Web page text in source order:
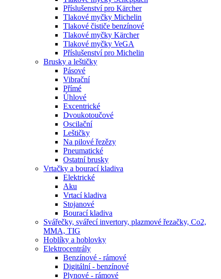
Příslušenství pro Kärcher
Tlakové myčky Michelin
Tlakové čističe benzínové
Tlakové myčky Kärcher
Tlakové myčky VeGA
Příslušenství pro Michelin
Brusky a leštičky
Pásové
Vibrační
Přímé
Úhlové
Excentrické
Dvoukotoučové
Oscilační
Leštičky
Na pilové řezězy
Pneumatické
Ostatní brusky
Vrtačky a bourací kladiva
Elektrické
Aku
Vrtací kladiva
Stojanové
Bourací kladiva
Svářečky, svářecí invertory, plazmové řezačky, Co2,
MMA, TIG
Hoblíky a hoblovky
Elektrocentrály
Benzínové - rámové
Digitální - benzínové
Plynové - rámové